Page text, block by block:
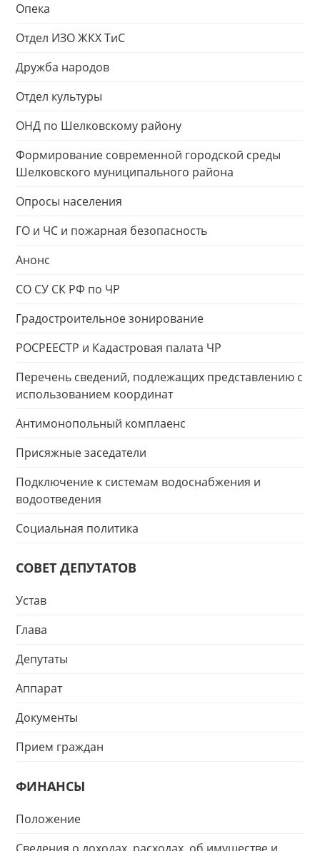
Опека
Отдел ИЗО ЖКХ ТиС
Дружба народов
Отдел культуры
ОНД по Шелковскому району
Формирование современной городской среды
Шелковского муниципального района
Опросы населения
ГО и ЧС и пожарная безопасность
Анонс
СО СУ СК РФ по ЧР
Градостроительное зонирование
РОСРЕЕСТР и Кадастровая палата ЧР
Перечень сведений, подлежащих представлению с
использованием координат
Антимонопольный комплаенс
Присяжные заседатели
Подключение к системам водоснабжения и
водоотведения
Социальная политика
СОВЕТ ДЕПУТАТОВ
Устав
Глава
Депутаты
Аппарат
Документы
Прием граждан
ФИНАНСЫ
Положение